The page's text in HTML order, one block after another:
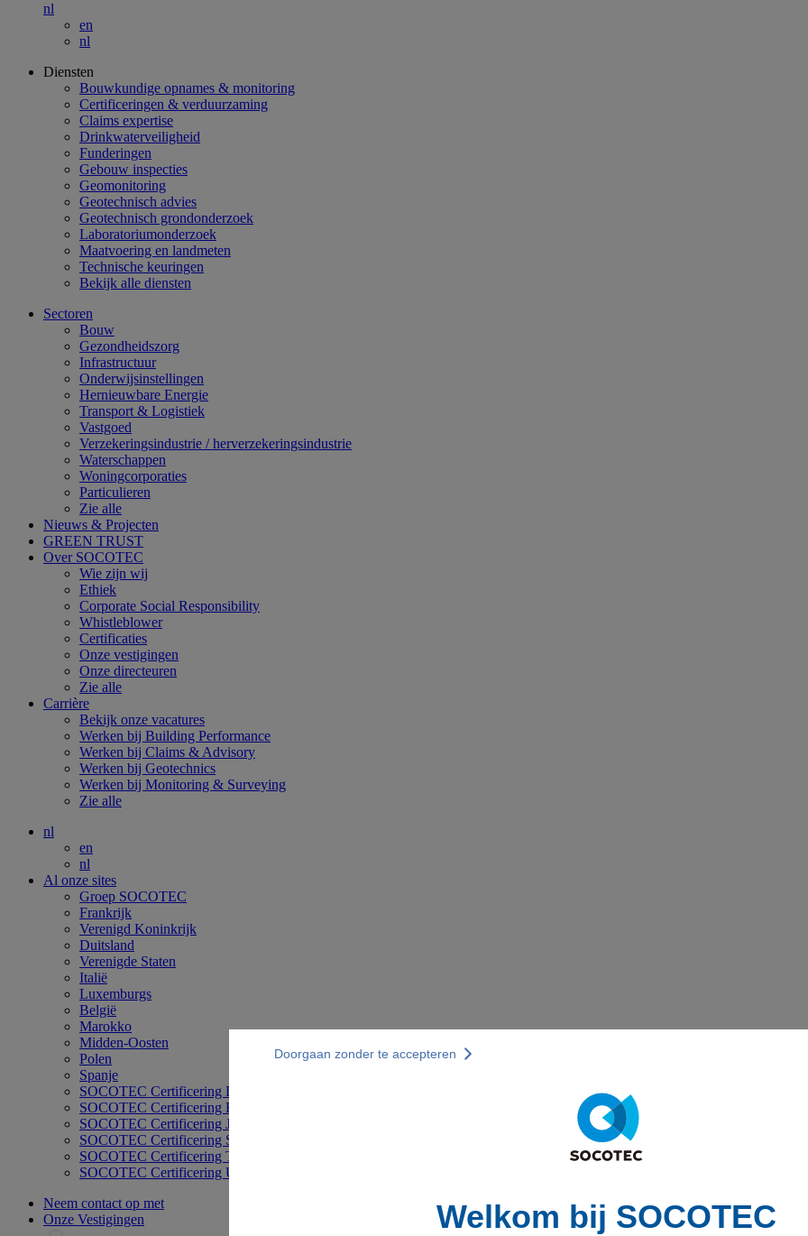
nl
en
nl
Diensten
Bouwkundige opnames & monitoring
Certificeringen & verduurzaming
Claims expertise
Drinkwaterveiligheid
Funderingen
Gebouw inspecties
Geomonitoring
Geotechnisch advies
Geotechnisch grondonderzoek
Laboratoriumonderzoek
Maatvoering en landmeten
Technische keuringen
Bekijk alle diensten
Sectoren
Bouw
Gezondheidszorg
Infrastructuur
Onderwijsinstellingen
Hernieuwbare Energie
Transport & Logistiek
Vastgoed
Verzekeringsindustrie / herverzekeringsindustrie
Waterschappen
Woningcorporaties
Particulieren
Zie alle
Nieuws & Projecten
GREEN TRUST
Over SOCOTEC
Wie zijn wij
Ethiek
Corporate Social Responsibility
Whistleblower
Certificaties
Onze vestigingen
Onze directeuren
Zie alle
Carrière
Bekijk onze vacatures
Werken bij Building Performance
Werken bij Claims & Advisory
Werken bij Geotechnics
Werken bij Monitoring & Surveying
Zie alle
nl
en
nl
Al onze sites
Groep SOCOTEC
Frankrijk
Verenigd Koninkrijk
Duitsland
Verenigde Staten
Italië
Luxemburgs
België
Marokko
Midden-Oosten
Polen
Spanje
SOCOTEC Certificering Duitsland
SOCOTEC Certificering Filipijnen
SOCOTEC Certificering Japan
SOCOTEC Certificering Singapore
SOCOTEC Certificering Thailand
SOCOTEC Certificering UK
Neem contact op met
Onze Vestigingen
Welkom bij SOCOTEC
Doorgaan zonder te accepteren